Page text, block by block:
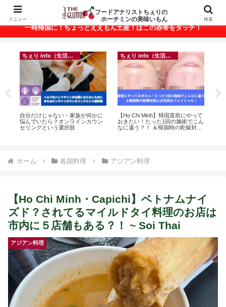
ベトナム・ホーチミンの美味いもんが満載！
一時帰国に！ちょっとええもん土産！はこの赤帯をタッチ！
ちぇり info（生活情報）
自分だけじゃない・家族が何かに
悩んでいたら？オンラインカウン
セリングという選択肢
ちぇり info（生活情報）
【Ho Chi Minh】帰国直前にやって
おきたい！たった1回の施術でこん
なに違う？！ ＆帰国時の乾燥対策
ホーム 各国料理 アジアン料理
【Ho Chi Minh・Capichi】ベトナムナイ
ズド？されてるマイルドタイ料理のお店は
市内に５店舗もある？！ ~ Soi Thai
アジアン料理
メニュー
フードアナリストちぇりの
ホーチミンの美味いもん
検索